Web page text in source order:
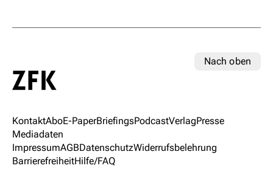
Nach oben
KontaktAboE-PaperBriefingsPodcastVerlagPresse
Mediadaten
ImpressumAGBDatenschutzWiderrufsbelehrung
BarrierefreiheitHilfe/FAQ